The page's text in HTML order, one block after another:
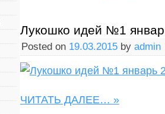
Лукошко идей №1
Posted on 19.03.2015 by admin
ЧИТАТЬ ДАЛЕЕ… »